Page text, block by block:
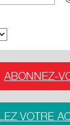
ABONNEZ-
VOTRE